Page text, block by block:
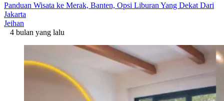
Panduan Wisata ke Merak, Banten, Opsi Liburan Yang Dekat Dari
Jakarta
Jeihan
4 bulan yang lalu